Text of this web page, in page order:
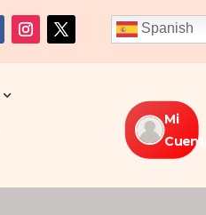
Spanish
Mi
Cuenta